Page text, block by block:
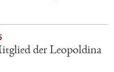
der Leopoldina